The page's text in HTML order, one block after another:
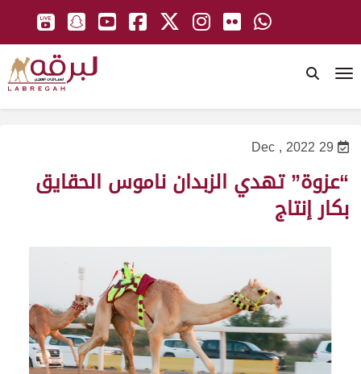
29 Dec , 2022
“عزوة” تهدي الزبدان ناموس الحقايق
بكار إنتاج